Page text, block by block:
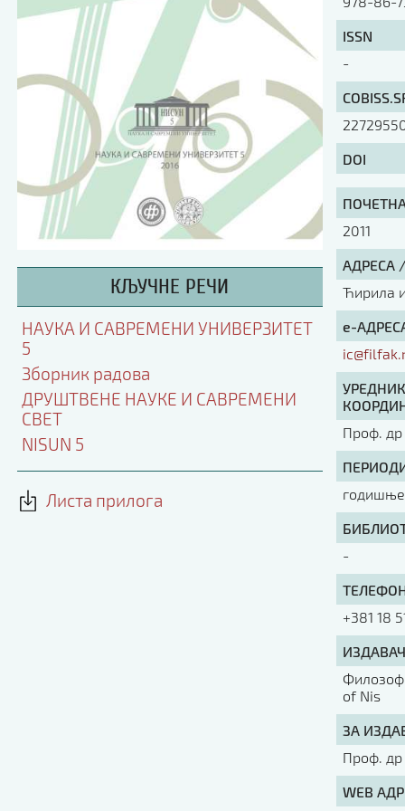
КЉУЧНЕ РЕЧИ
НАУКА И САВРЕМЕНИ УНИВЕРЗИТЕТ
5
Зборник радова
ДРУШТВЕНЕ НАУКЕ И САВРЕМЕНИ
СВЕТ
NISUN 5
Листа прилога
ISSN
-
DOI
2011
АДРЕСА /
Ћирила
е-
УРЕДНИК
Проф. др
-
+381 18
ИЗДАВАЧ
of Nis
ЗА
Проф. др
WEB